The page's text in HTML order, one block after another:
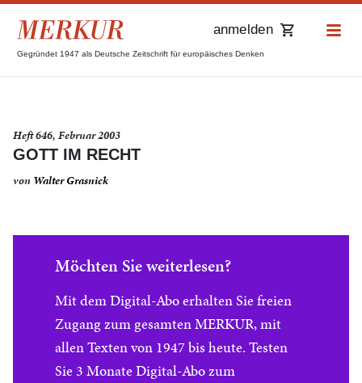
Gegründet 1947 als Deutsche Zeitschrift für europäisches Denken
anmelden
Heft 646, Februar 2003
GOTT IM RECHT
von Walter Grasnick
Möchten Sie weiterlesen?
Mit dem Digital-Abo erhalten Sie freien
Zugang zum gesamten MERKUR, mit
allen Texten von 1947 bis heute. Testen
Sie 3 Monate Digital-Abo zum